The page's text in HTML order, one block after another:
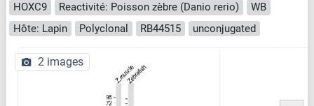
HOXC9 Reactivité: Poisson zèbre (Danio rerio)
WB
Hôte: Lapin
Polyclonal RB44515 unconjugated
2 images